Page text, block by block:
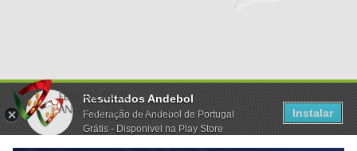
Resultados Andebol
Federação de Andebol de Portugal
Grátis - Disponivel na Play Store
Instalar